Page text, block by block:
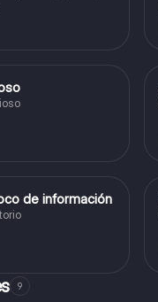
y un poco de información
9